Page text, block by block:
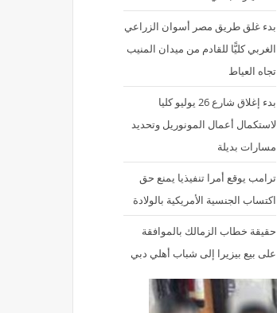
بدء غلق طريق مصر أسوان الزراعي
الغربي كليًّا للقادم من ميدان المنيب
تجاه العياط
بدء إغلاق شارع 26 يوليو كليا
لاستكمال أعمال المونوريل وتحديد
مسارات بديلة
ترامب يوقع أمرا تنفيذيا يمنع حق
اكتساب الجنسية الأمريكية بالولادة
حقيقة خطاب الزمالك بالموافقة
على بيع بيزيرا إلى شباب أهلي دبي